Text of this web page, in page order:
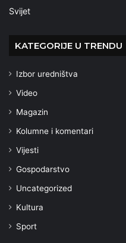
Svijet
KATEGORIJE U TRENDU
Izbor uredništva
Video
Magazin
Kolumne i komentari
Vijesti
Gospodarstvo
Uncategorized
Kultura
Sport